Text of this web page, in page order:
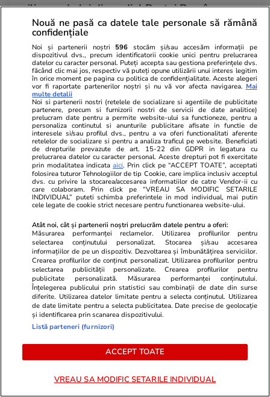
milioane de lei din sediul Poștei Române
Citește mai multe
TRENDING
Educație 14:14
Admiterea la liceu, schimbare majoră din
2027. Școlile vor putea selecta elevii printr-un
examen suplimentar. Sorin Ion: „Va fi pentru ei
o șansă în plus. De ce să depindă viitorul lor
doar de două examene?”
Știri Externe 06:30
Savantul rus care făcea motoarele pentru
rachete strategice și bombardiere a fost
lichidat: „Operațiune secretă a unităților lui
Budanov”
Știri România 07:00
Dezvăluirile unui director la Protecția Copilului
despre „caracatița” din sistem: „Cinci din șapte
angajați la căsuță de tip familial erau tată, fiu,
Nouă ne pasă ca datele tale personale să rămână
confidențiale
Noi și partenerii noștri 596 stocăm și/sau accesăm informații pe
dispozitivul dvs., precum identificatorii cookie unici pentru prelucrarea
datelor cu caracter personal. Puteți accepta sau gestiona preferințele dvs.
făcând clic mai jos, respectiv vă puteți opune utilizării unui interes legitim
în orice moment pe pagina cu politica de confidențialitate. Aceste alegeri
vor fi raportate partenerilor noștri și nu vă vor afecta navigarea. Mai
multe detalii
Noi si partenerii nostri (retelele de socializare si agentiile de publicitate
partenere, precum si furnizorii nostri de servicii de date analitice)
prelucram date pentru a permite website-ului sa functioneze, pentru a
personaliza continutul si anunturile publicitare afisate in functie de
interesele si/sau profilul dvs., pentru a va oferi functionalitati aferente
retelelor de socializare si pentru a analiza traficul pe website. Beneficiati
de drepturile prevazute de art. 15-22 din GDPR in legatura cu
prelucrarea datelor cu caracter personal. Aceste drepturi pot fi exercitate
prin modalitatea indicataaici. Prin click pe “ACCEPT TOATE”, acceptati
folosirea tuturor Tehnologiilor de tip Cookie, care implica inclusiv acceptul
dvs. cu privire la stocarea/accesarea informatiilor de catre Vendor-ii cu
care colaboram. Prin click pe “VREAU SA MODIFIC SETARILE
INDIVIDUAL” puteti schimba preferintele in mod individual, mai putin
cele legate de cookie strict necesare pentru functionarea website-ului.
Atât noi, cât și partenerii noștri prelucrăm datele pentru a oferi:
Măsurarea performanței reclamelor. Utilizarea profilurilor pentru
selectarea conținutului personalizat. Stocarea și/sau accesarea
informațiilor de pe un dispozitiv. Dezvoltarea și îmbunătățirea serviciilor.
Crearea profilurilor de conținut personalizat. Utilizarea profilurilor pentru
selectarea publicității personalizate. Crearea profilurilor pentru
publicitate personalizată. Măsurarea performanței conținutului.
Înțelegerea publicului prin statistici sau combinații de date din surse
diferite. Utilizarea datelor limitate pentru a selecta conținutul. Utilizarea
de date limitate pentru a selecta publicitatea. Date precise de geolocație
și identificarea prin scanarea dispozitivului.
Listă parteneri (furnizori)
ACCEPT TOATE
VREAU SA MODIFIC SETARILE INDIVIDUAL